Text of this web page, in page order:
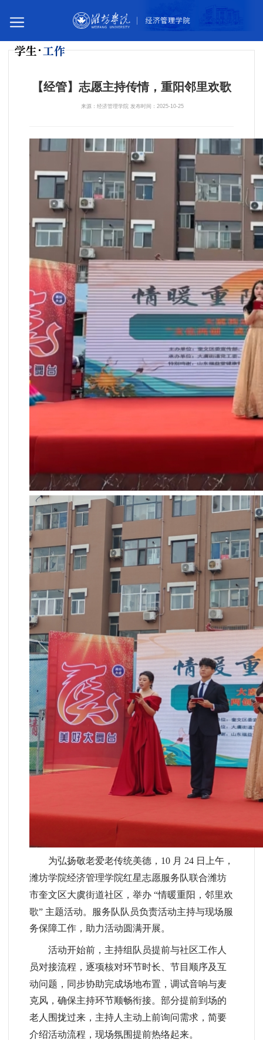
学生 工作
【经管】志愿主持传情，重阳邻里欢歌
来源：经济管理学院 发布时间：2025-10-25
为弘扬敬老爱老传统美德，10 月 24 日上午，
潍坊学院经济管理学院红星志愿服务队联合潍坊
市奎文区大虞街道社区，举办 “情暖重阳，邻里欢
歌” 主题活动。服务队队员负责活动主持与现场服
务保障工作，助力活动圆满开展。
活动开始前， 主持组队员提前与社区工作人
员对接流程，逐项核对环节时长、节目顺序及互
动问题，同步协助完成场地布置 ，调试音响与麦
克风，确保主持环节顺畅衔接。部分提前到场的
老人围拢过来，主持人主动上前询问需求，简要
介绍活动流程，现场氛围提前热络起来。